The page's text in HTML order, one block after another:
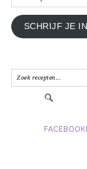
hier
je
e-
in.....
SCHRIJF JE IN